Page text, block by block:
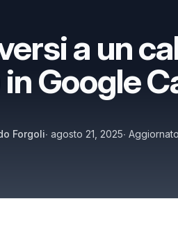
a un
in Google
ForgoliPubblicato il
∙ agosto 21, 2025∙